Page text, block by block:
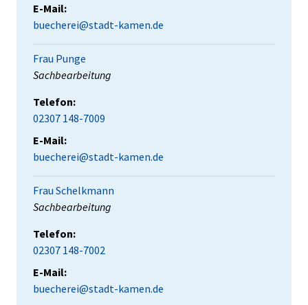
E-Mail:
buecherei@stadt-kamen.de
Frau Punge
Position:
Sachbearbeitung
Telefon:
02307 148-7009
E-Mail:
buecherei@stadt-kamen.de
Frau Schelkmann
Position:
Sachbearbeitung
Telefon:
02307 148-7002
E-Mail:
buecherei@stadt-kamen.de